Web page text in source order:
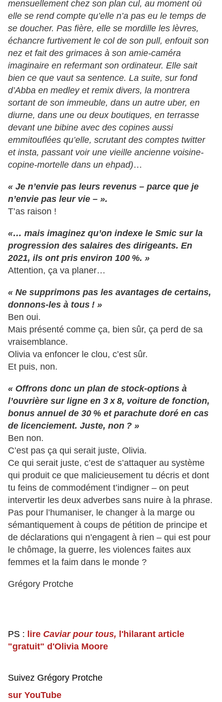
mensuellement chez son plan cul, au moment où
elle se rend compte qu’elle n’a pas eu le temps de
se doucher. Pas fière, elle se mordille les lèvres,
échancre furtivement le col de son pull, enfouit son
nez et fait des grimaces à son amie-caméra
imaginaire en refermant son ordinateur. Elle sait
bien ce que vaut sa sentence. La suite, sur fond
d’Abba en medley et remix divers, la montrera
sortant de son immeuble, dans un autre uber, en
diurne, dans une ou deux boutiques, en terrasse
devant une bibine avec des copines aussi
emmitouflées qu’elle, scrutant des comptes twitter
et insta, passant voir une vieille ancienne voisine-
copine-mortelle dans un ehpad)…
« Je n’envie pas leurs revenus – parce que je
n’envie pas leur vie – ».
T’as raison !
«… mais imaginez qu’on indexe le Smic sur la
progression des salaires des dirigeants. En
2021, ils ont pris environ 100 %. »
Attention, ça va planer…
« Ne supprimons pas les avantages de certains,
donnons-les à tous ! »
Ben oui.
Mais présenté comme ça, bien sûr, ça perd de sa
vraisemblance.
Olivia va enfoncer le clou, c’est sûr.
Et puis, non.
« Offrons donc un plan de stock-options à
l’ouvrière sur ligne en 3 x 8, voiture de fonction,
bonus annuel de 30 % et parachute doré en cas
de licenciement. Juste, non ? »
Ben non.
C’est pas ça qui serait juste, Olivia.
Ce qui serait juste, c’est de s’attaquer au système
qui produit ce que malicieusement tu décris et dont
tu feins de commodément t’indigner – on peut
intervertir les deux adverbes sans nuire à la phrase.
Pas pour l’humaniser, le changer à la marge ou
sémantiquement à coups de pétition de principe et
de déclarations qui n’engagent à rien – qui est pour
le chômage, la guerre, les violences faites aux
femmes et la faim dans le monde ?
Grégory Protche
PS : lire Caviar pour tous, l'hilarant article
"gratuit" d'Olivia Moore
Suivez Grégory Protche
sur YouTube